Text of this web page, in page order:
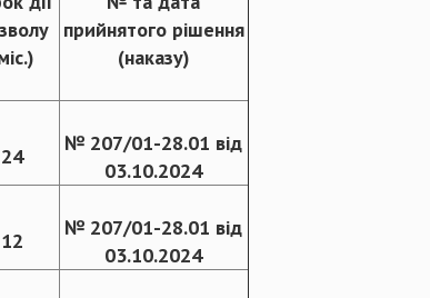
прийнятого рішення
(наказу)
24
№ 207/01-28.01 від
03.10.2024
12
№ 207/01-28.01 від
03.10.2024